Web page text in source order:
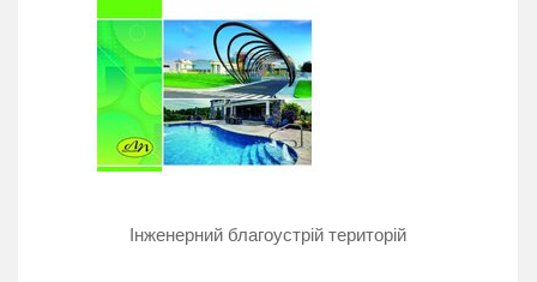
Інженерний благоустрій територій